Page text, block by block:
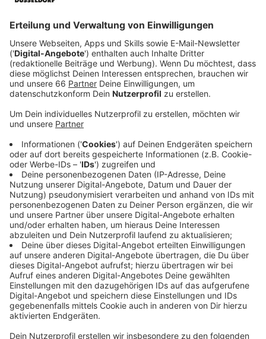
Anzeige
Teure Helfer
Anzeige
seinem Stromanbieter und kostet etwa 100 Euro im
Jahr. Zusätzlich werden ca. 250 Euro Servicegebühr
und Installationskosten fällig. Das muss man dann
erstmal wieder einsparen.
Anzeige
Gamification des Stromzählers
Anzeige
Hat man die App installiert, hat man auf einen Blick
ganz viele Statistiken und Charts. Da kann man zum